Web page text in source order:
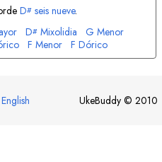
D# seis nueve.
D# Mixolidia G Menor
F Menor F Dórico
English UkeBuddy © 2010